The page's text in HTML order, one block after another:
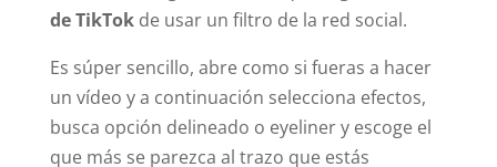
de TikTokde usar un filtro de la red social.
Es súper sencillo, abre como si fueras a hacer
un vídeo y a continuación selecciona efectos,
busca opción delineado o eyeliner y escoge el
que más se parezca al trazo que estás